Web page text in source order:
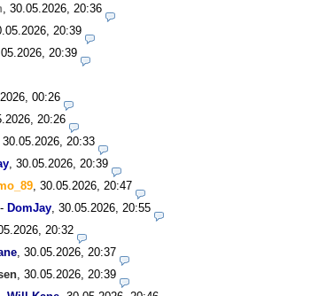
30.05.2026, 20:36
20:39
20:39
00:26
20:26
30.05.2026, 20:33
30.05.2026, 20:39
30.05.2026, 20:47
- DomJay 30.05.2026, 20:55
20:32
30.05.2026, 20:37
30.05.2026, 20:39